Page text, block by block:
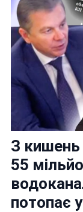
З кишень
55
потопає